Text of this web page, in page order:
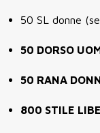
50 SL donne
50 DORSO
50 RANA
800 STILE